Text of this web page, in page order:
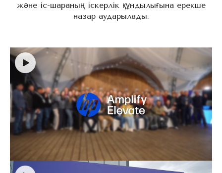
және іс-шараның іскерлік құндылығына ерекше
назар аударылады.